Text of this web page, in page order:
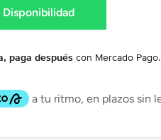
Disponibilidad
paga despuéscon Mercado Pago.